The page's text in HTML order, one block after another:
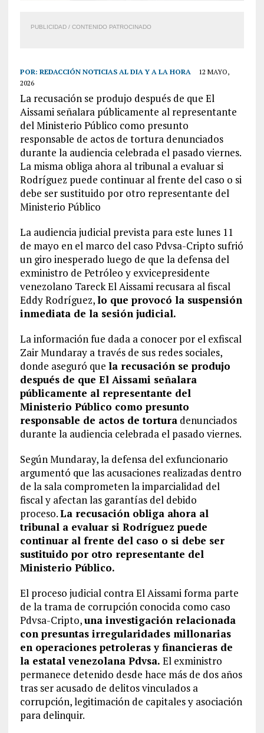
PUBLICIDAD / CONTENIDO PATROCINADO
POR: REDACCIÓN NOTICIAS AL DIA Y A LA HORA
12 MAYO,
2026
La recusación se produjo después de que El
Aissami señalara públicamente al representante
del Ministerio Público como presunto
responsable de actos de tortura denunciados
durante la audiencia celebrada el pasado viernes.
La misma obliga ahora al tribunal a evaluar si
Rodríguez puede continuar al frente del caso o si
debe ser sustituido por otro representante del
Ministerio Público
La audiencia judicial prevista para este lunes 11
de mayo en el marco del caso Pdvsa-Cripto sufrió
un giro inesperado luego de que la defensa del
exministro de Petróleo y exvicepresidente
venezolano Tareck El Aissami recusara al fiscal
Eddy Rodríguez,lo que provocó la suspensión
inmediata de la sesión judicial.
La información fue dada a conocer por el exfiscal
Zair Mundaray a través de sus redes sociales,
donde aseguró que la recusación se produjo
después de que El Aissami señalara
públicamente al representante del
Ministerio Público como presunto
responsable de actos de torturadenunciados
durante la audiencia celebrada el pasado viernes.
Según Mundaray, la defensa del exfuncionario
argumentó que las acusaciones realizadas dentro
de la sala comprometen la imparcialidad del
fiscal y afectan las garantías del debido
proceso.La recusación obliga ahora al
tribunal a evaluar si Rodríguez puede
continuar al frente del caso o si debe ser
sustituido por otro representante del
Ministerio Público.
El proceso judicial contra El Aissami forma parte
de la trama de corrupción conocida como caso
Pdvsa-Cripto,una investigación relacionada
con presuntas irregularidades millonarias
en operaciones petroleras y financieras de
la estatal venezolana Pdvsa. El exministro
permanece detenido desde hace más de dos años
tras ser acusado de delitos vinculados a
corrupción, legitimación de capitales y asociación
para delinquir.